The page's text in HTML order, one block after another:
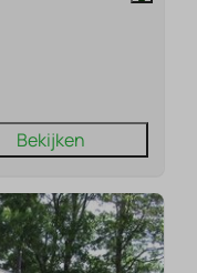
Bekijken